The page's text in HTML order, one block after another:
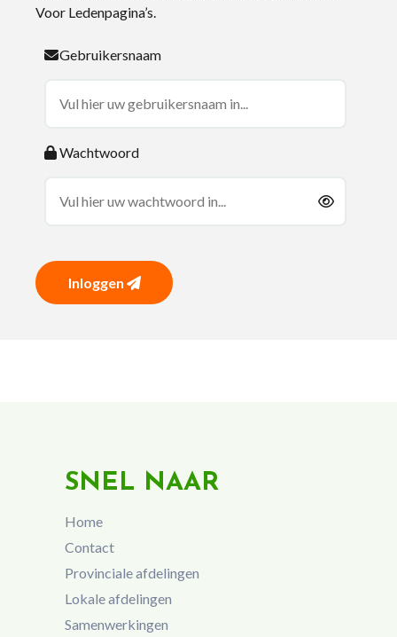
Voor Ledenpagina’s.
Gebruikersnaam
Wachtwoord
Inloggen
SNEL NAAR
Home
Contact
Provinciale afdelingen
Lokale afdelingen
Samenwerkingen